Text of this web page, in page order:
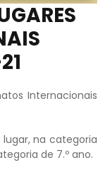
Internacionais
lugar, na categoria
de 7.º ano.